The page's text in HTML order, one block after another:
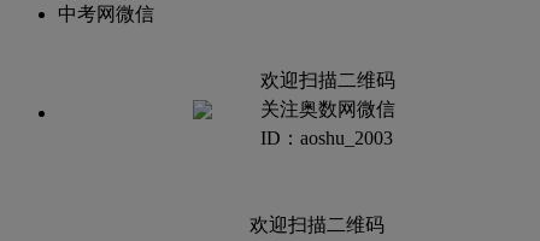
中考网微信
欢迎扫描二维码
关注奥数网微信
ID：aoshu_2003
欢迎扫描二维码